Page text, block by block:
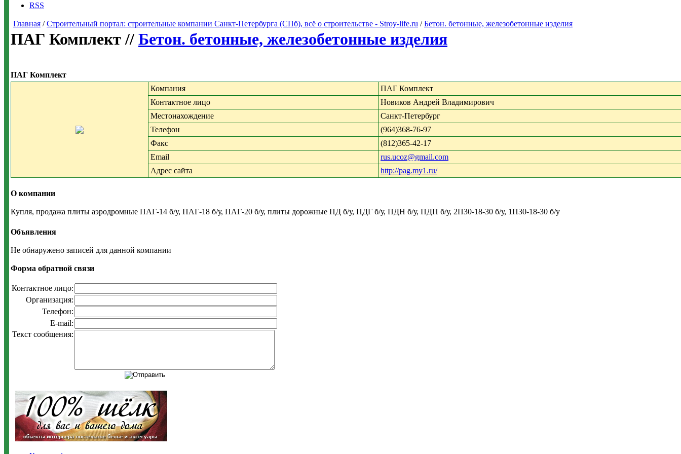
RSS
Главная /Строительный портал: строительные компании Санкт-Петербурга (СПб), всё о строительстве - Stroy-life.ru /Бетон. бетонные, железобетонные изделия
ПАГ Комплект // Бетон. бетонные, железобетонные изделия
ПАГ Комплект
Компания
ПАГ Комплект
Контактное лицо
Новиков Андрей Владимирович
Местонахождение
Санкт-Петербург
Телефон
(964)368-76-97
Факс
(812)365-42-17
Email
rus.ucoz@gmail.com
Адрес сайта
http://pag.my1.ru/
О компании
Купля, продажа плиты аэродромные ПАГ-14 б/у, ПАГ-18 б/у, ПАГ-20 б/у, плиты дорожные ПД б/у, ПДГ б/у, ПДН б/у, ПДП б/у, 2П30-18-30 б/у, 1П30-18-30 б/у
Объявления
Не обнаружено записей для данной компании
Форма обратной связи
Контактное лицо:
Организация:
Телефон:
E-mail:
Текст сообщения: